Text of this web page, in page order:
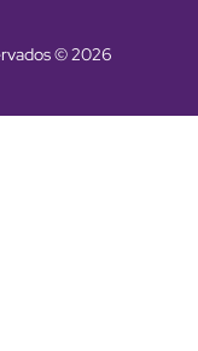
© 2026